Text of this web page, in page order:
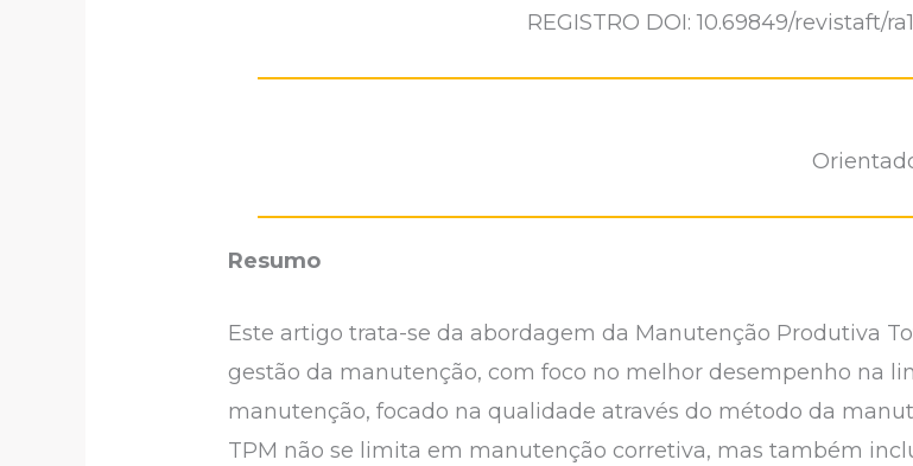
REGISTRO DOI: 10.69849/revistaft/
Resumo
Este artigo trata-se da abordagem da Manutenção Produtiva
gestão da manutenção, com foco no melhor desempenho na
manutenção, focado na qualidade através do método da
TPM não se limita em manutenção corretiva, mas também